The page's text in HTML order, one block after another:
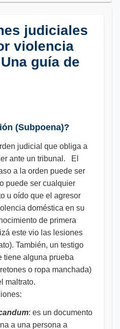
judiciales
violencia
guía de
(Subpoena)?
judicial que obliga a
ante un tribunal. El
a la orden puede ser
puede ser cualquier
u oído que el agresor
doméstica en su
de primera
este vio las lesiones
También, un testigo
tiene alguna prueba
o ropa manchada)
maltrato.
: es un documento
a una persona a